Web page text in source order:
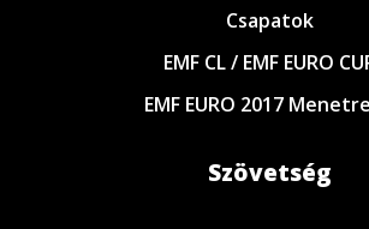
Csapatok
EMF CL / EMF EURO
EMF EURO 2017
Szövetség